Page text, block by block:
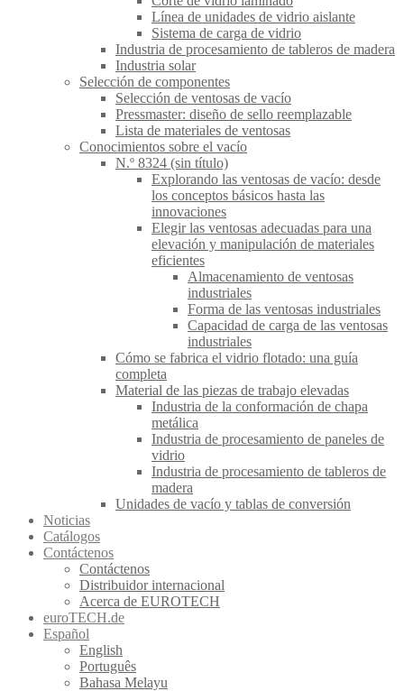
Línea de unidades de vidrio aislante
Sistema de carga de vidrio
Industria de procesamiento de tableros de madera
Industria solar
Selección de componentes
Selección de ventosas de vacío
Pressmaster: diseño de sello reemplazable
Lista de materiales de ventosas
Conocimientos sobre el vacío
N.º 8324 (sin título)
Explorando las ventosas de vacío: desde
los conceptos básicos hasta las
innovaciones
Elegir las ventosas adecuadas para una
elevación y manipulación de materiales
eficientes
Almacenamiento de ventosas
industriales
Forma de las ventosas industriales
Capacidad de carga de las ventosas
industriales
Cómo se fabrica el vidrio flotado: una guía
completa
Material de las piezas de trabajo elevadas
Industria de la conformación de chapa
metálica
Industria de procesamiento de paneles de
vidrio
Industria de procesamiento de tableros de
madera
Unidades de vacío y tablas de conversión
Noticias
Catálogos
Contáctenos
Contáctenos
Distribuidor internacional
Acerca de EUROTECH
euroTECH.de
Español
English
Português
Bahasa Melayu